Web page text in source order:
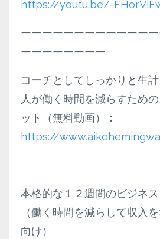
https://youtu.be/-
ーーーーーーーーーーーー
ーーーーーーーー
コーチとしてしっかりと生
人が働く時間を減らすため
ット（無料動画）：
https://
本格的な１２週間のビジネ
（働く時間を減らして収入
向け）